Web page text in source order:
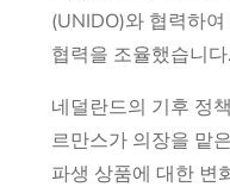
(UNIDO)와 협력하
협력을 조율했습니다.
네덜란드의 기후 정
르만스가 의장을 맡
파생 상품에 대한 변